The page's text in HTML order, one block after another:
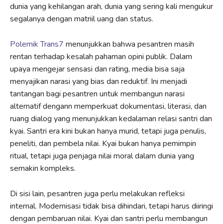
dunia yang kehilangan arah, dunia yang sering kali mengukur
segalanya dengan matriil uang dan status.
Polemik Trans7 menunjukkan bahwa pesantren masih
rentan terhadap kesalah pahaman opini publik. Dalam
upaya mengejar sensasi dan rating, media bisa saja
menyajikan narasi yang bias dan reduktif. Ini menjadi
tantangan bagi pesantren untuk membangun narasi
alternatif dengann memperkuat dokumentasi, literasi, dan
ruang dialog yang menunjukkan kedalaman relasi santri dan
kyai. Santri era kini bukan hanya murid, tetapi juga penulis,
peneliti, dan pembela nilai. Kyai bukan hanya pemimpin
ritual, tetapi juga penjaga nilai moral dalam dunia yang
semakin kompleks.
Di sisi lain, pesantren juga perlu melakukan refleksi
internal. Modernisasi tidak bisa dihindari, tetapi harus diiringi
dengan pembaruan nilai. Kyai dan santri perlu membangun